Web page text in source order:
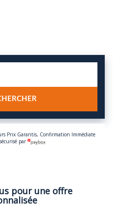
Prix Garantis, Confirmation Immédiate
par
pour une offre